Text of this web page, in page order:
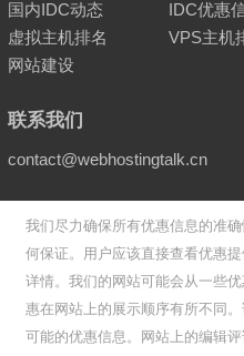
国内IDC动态
IDC优惠
虚拟主机排名
VPS主机
网站建设
联系我们
contact@webhostingtalk.cn
我们尽力确保所有优惠信息的准
何保证。用户应该直接查看优惠
详情。我们的网站可能会从一些
惠在网站上的展示顺序有所不同
可能的优惠信息。网站上的编辑